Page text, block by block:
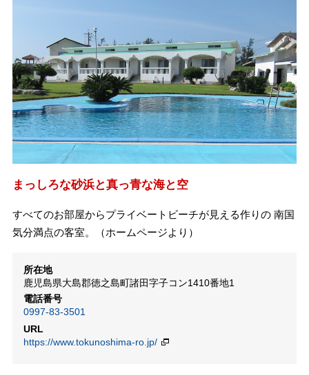
まっしろな砂浜と真っ青な海と空
すべてのお部屋からプライベートビーチが見える作りの 南国
気分満点の客室。（ホームページより）
所在地
鹿児島県大島郡徳之島町諸田字子コン1410番地1
電話番号
0997-83-3501
URL
https://www.tokunoshima-ro.jp/